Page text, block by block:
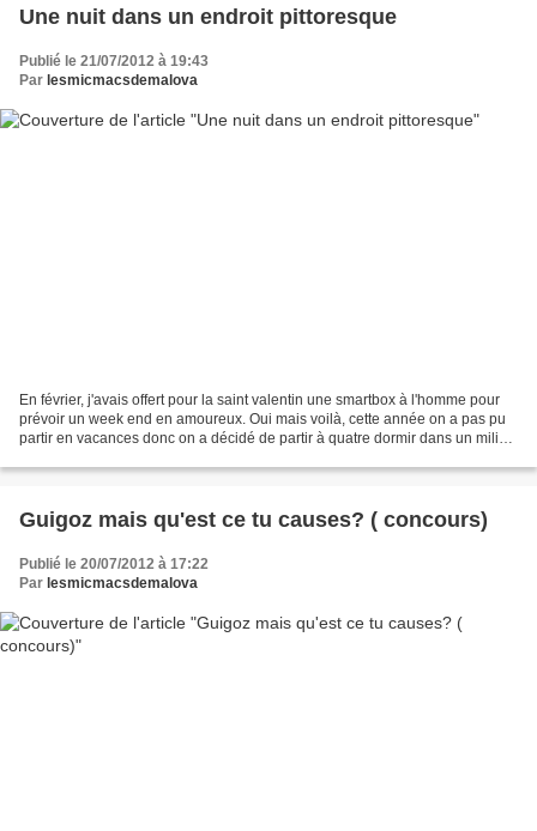
Une nuit dans un endroit pittoresque
Publié le 21/07/2012 à 19:43
Par lesmicmacsdemalova
En février, j'avais offert pour la saint valentin une smartbox à l'homme pour
prévoir un week end en amoureux. Oui mais voilà, cette année on a pas pu
partir en vacances donc on a décidé de partir à quatre dormir dans un milieu
Guigoz mais qu'est ce tu causes? ( concours)
Publié le 20/07/2012 à 17:22
Par lesmicmacsdemalova